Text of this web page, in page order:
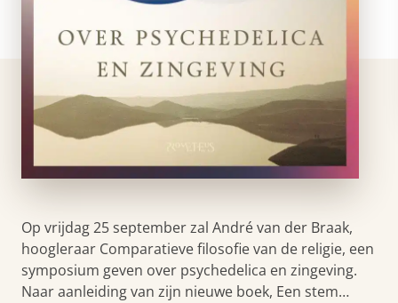
Op vrijdag 25 september zal André van der Braak,
hoogleraar Comparatieve filosofie van de religie, een
symposium geven over psychedelica en zingeving.
Naar aanleiding van zijn nieuwe boek, Een stem…